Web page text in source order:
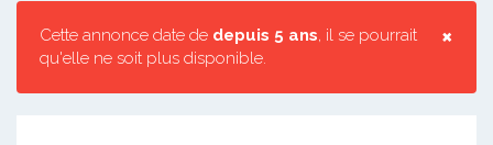
×
Cette annonce date de depuis 5 ans, il se pourrait
qu'elle ne soit plus disponible.